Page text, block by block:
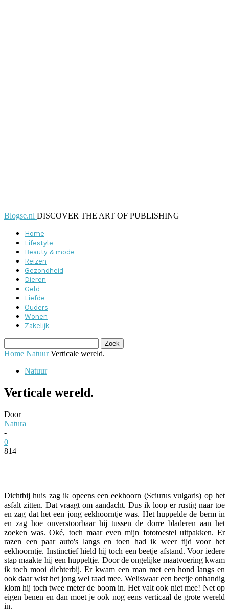
Blogse.nl DISCOVER THE ART OF PUBLISHING
Home
Lifestyle
Beauty & mode
Reizen
Gezondheid
Dieren
Geld
Liefde
Ouders
Wonen
Zakelijk
Home Natuur Verticale wereld.
Natuur
Verticale wereld.
Door
Natura
-
0
814
Dichtbij huis zag ik opeens een eekhoorn (Sciurus vulgaris) op het
asfalt zitten. Dat vraagt om aandacht. Dus ik loop er rustig naar toe
en zag dat het een jong eekhoorntje was. Het huppelde de berm in
en zag hoe onverstoorbaar hij tussen de dorre bladeren aan het
zoeken was. Oké, toch maar even mijn fototoestel uitpakken. Er
razen een paar auto's langs en toen had ik weer tijd voor het
eekhoorntje. Instinctief hield hij toch een beetje afstand. Voor iedere
stap maakte hij een huppeltje. Door de ongelijke maatvoering kwam
ik toch mooi dichterbij. Er kwam een man met een hond langs en
ook daar wist het jong wel raad mee. Weliswaar een beetje onhandig
klom hij toch twee meter de boom in. Het valt ook niet mee! Net op
eigen benen en dan moet je ook nog eens verticaal de grote wereld
in.